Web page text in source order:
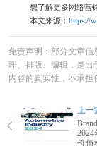
想了解更多网络营
本文来源： https://
免责声明：部分文章信
理、排版、编辑，是出
内容的真实性，不承担
上一
价值